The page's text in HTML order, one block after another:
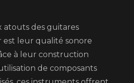
atouts des guitares
est leur qualité sonore
à leur construction
de composants